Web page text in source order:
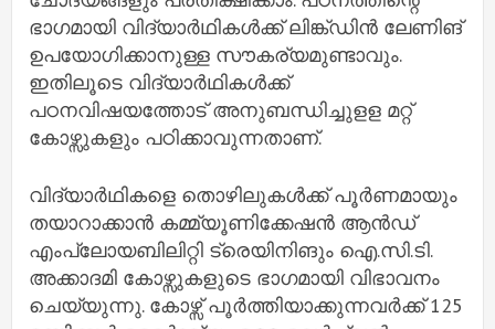
ഭാഗമായി വിദ്യാര്‍ഥികള്‍ക്ക് ലിങ്ക്ഡിന്‍ ലേണിങ്
ഉപയോഗിക്കാനുള്ള സൗകര്യമുണ്ടാവും.
ഇതിലൂടെ വിദ്യാര്‍ഥികള്‍ക്ക്
പഠനവിഷയത്തോട് അനുബന്ധിച്ചുളള മറ്റ്
കോഴ്സുകളും പഠിക്കാവുന്നതാണ്.
വിദ്യാര്‍ഥികളെ തൊഴിലുകള്‍ക്ക് പൂര്‍ണമായും
തയാറാക്കാന്‍ കമ്മ്യൂണിക്കേഷന്‍ ആന്‍ഡ്
എംപ്ലോയബിലിറ്റി ട്രെയിനിങും ഐ.സി.ടി.
അക്കാദമി കോഴ്സുകളുടെ ഭാഗമായി വിഭാവനം
ചെയ്യുന്നു. കോഴ്സ് പൂര്‍ത്തിയാക്കുന്നവര്‍ക്ക് 125